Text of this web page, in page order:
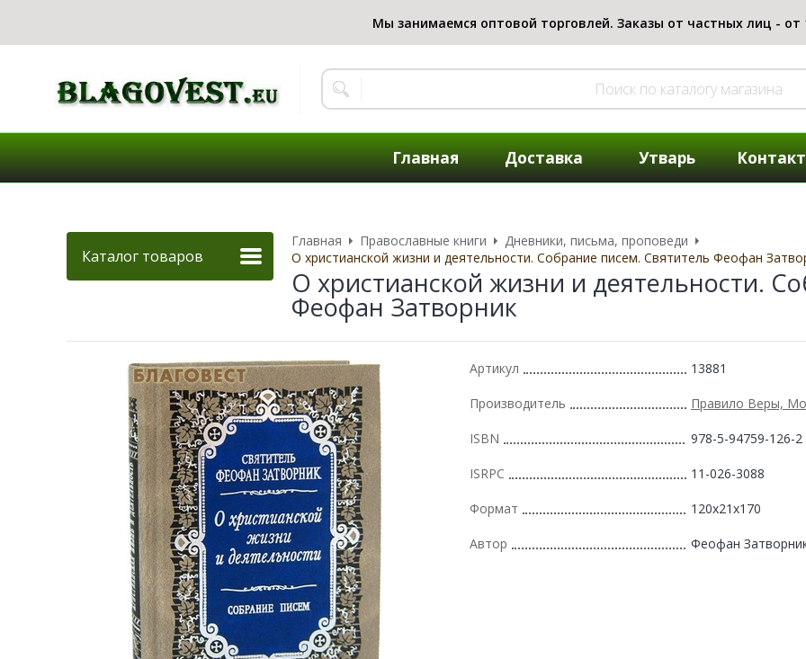
Главная Доставка Утварь
Каталог товаров
Главная Православные книги
Дневники, письма, проповеди
О христианской жизни и деятельности. Собрание писем. Святитель Феофан
О христианской жизни и деятельности.
Феофан Затворник
Артикул 13881
Производитель Правило Веры,
ISBN 978-5-94759-126-2
ISRPC 11-026-3088
Формат 120x21x170
Автор Феофан